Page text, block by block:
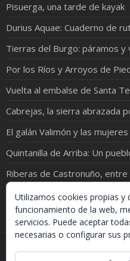
Pisuerga, una tarde de kayak
Durius Aquae: Cuaderno de
Tierras del Burgo: páramos y
Por los Ríos y Arroyos de
Vuelta al embalse de Santa
Cabrejas, la sierra abrazada
El galán Valimón y las mujeres
Quintanilla de Arriba: Un
Riberas de Castronuño, entre
El Cea y el Valderaduey
Si necesitas algo de este
Utilizamos cookies propias y
funcionamiento de la web,
servicios. Puede aceptar
necesarias o configurar sus